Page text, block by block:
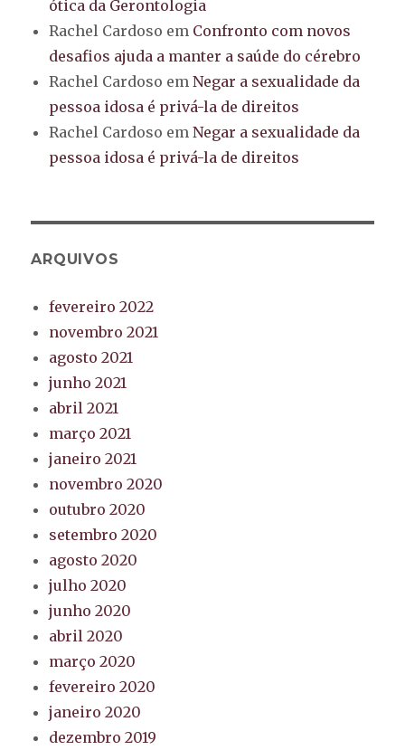
ótica da Gerontologia
Rachel Cardoso em Confronto com novos
desafios ajuda a manter a saúde do cérebro
Rachel Cardoso emNegar a sexualidade da
pessoa idosa é privá-la de direitos
Rachel Cardoso emNegar a sexualidade da
pessoa idosa é privá-la de direitos
ARQUIVOS
fevereiro 2022
novembro 2021
agosto 2021
junho 2021
abril 2021
março 2021
janeiro 2021
novembro 2020
outubro 2020
setembro 2020
agosto 2020
julho 2020
junho 2020
abril 2020
março 2020
fevereiro 2020
janeiro 2020
dezembro 2019